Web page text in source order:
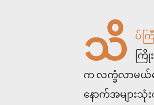
သိ
ပ်က
ကြို
က လက္ခံလာမယ်ပ
နောက်အများ